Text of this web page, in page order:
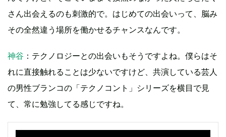
さん出会えるのも刺激的で。はじめての出会いって、脳み
その全然違う場所を働かせるチャンスなんです。
神谷 ：テクノロジーとの出会いもそうですよね。僕らはそ
れに直接触れることは少ないですけど、共演している芸人
の男性ブランコの「テクノコント」シリーズを横目で見
て、常に勉強してる感じですね。